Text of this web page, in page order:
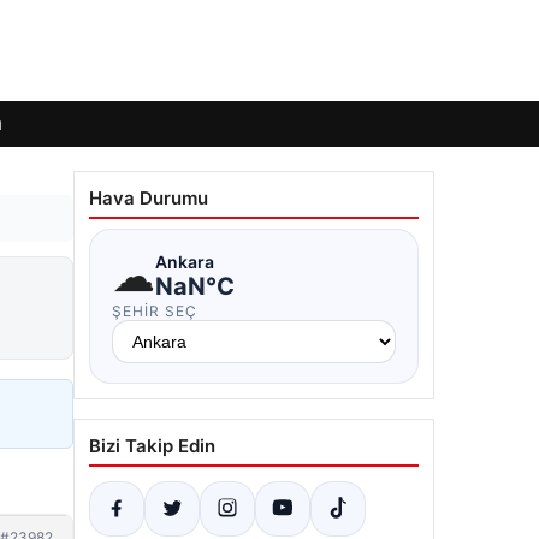
Hava Durumu
☁Ankara
NaN°C
ŞEHIR SEÇ
Bizi Takip Edin